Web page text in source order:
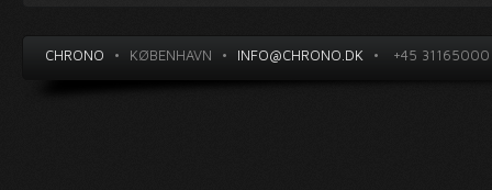
CHRONO • KØBENHAVN • INFO@CHRONO.DK • +45 31165000